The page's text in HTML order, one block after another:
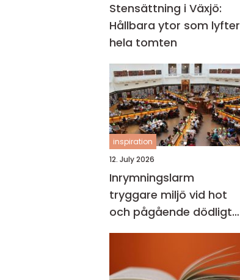
Stensättning i Växjö:
Hållbara ytor som lyfter
hela tomten
inspiration
12. July 2026
Inrymningslarm
tryggare miljö vid hot
och pågående dödligt
våld